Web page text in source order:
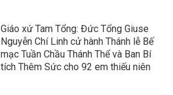
Giáo xứ Tam Tổng: Đức Tổng Giuse
Nguyễn Chí Linh cử hành Thánh lễ Bế
mạc Tuần Chầu Thánh Thể và Ban Bí
tích Thêm Sức cho 92 em thiếu niên